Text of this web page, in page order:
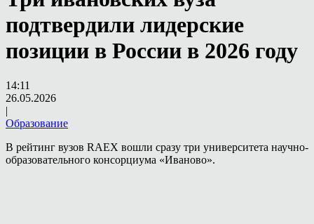
подтвердили лидерские
позиции в России в 2026 году
14:11
26.05.2026
|
Образование
В рейтинг вузов RAEX вошли сразу три университета научно-
образовательного консорциума «Иваново».